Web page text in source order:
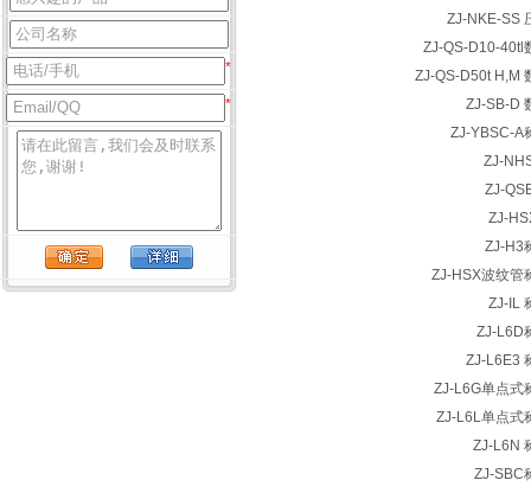
*
*
ZJ-NKE-SS
ZJ-QS-D10-40tl
ZJ-QS-D50t H,M
ZJ-SB-D
ZJ-YBSC-A
ZJ-
ZJ-
ZJ-
ZJ-H3
ZJ-HSX波纹管
ZJ-IL
ZJ-L6D
ZJ-L6E3
ZJ-L6G单点式
ZJ-L6L单点式
ZJ-L6N
ZJ-SBC